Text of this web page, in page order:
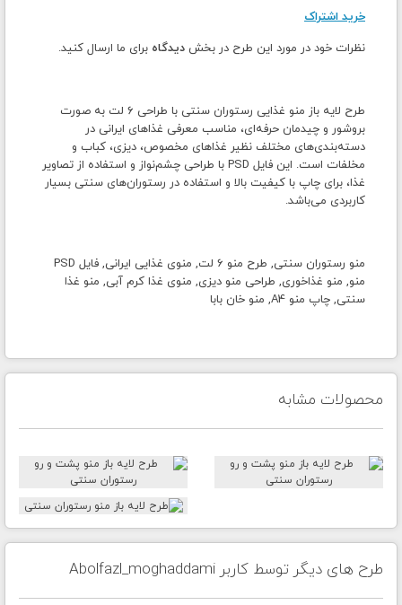
خرید اشتراک
نظرات خود در مورد این طرح در بخش دیدگاه برای ما ارسال کنید.
طرح لایه باز منو غذایی رستوران سنتی با طراحی ۶ لت به صورت
بروشور و چیدمان حرفه‌ای، مناسب معرفی غذاهای ایرانی در
دسته‌بندی‌های مختلف نظیر غذاهای مخصوص، دیزی، کباب و
مخلفات است. این فایل PSD با طراحی چشم‌نواز و استفاده از تصاویر
غذا، برای چاپ با کیفیت بالا و استفاده در رستوران‌های سنتی بسیار
کاربردی می‌باشد.
منو رستوران سنتی, طرح منو 6 لت, منوی غذایی ایرانی, فایل PSD
منو, منو غذاخوری, طراحی منو دیزی, منوی غذا کرم آبی, منو غذا
سنتی, چاپ منو A4, منو خان بابا
محصولات مشابه
طرح های دیگر توسط کاربر Abolfazl_moghaddami